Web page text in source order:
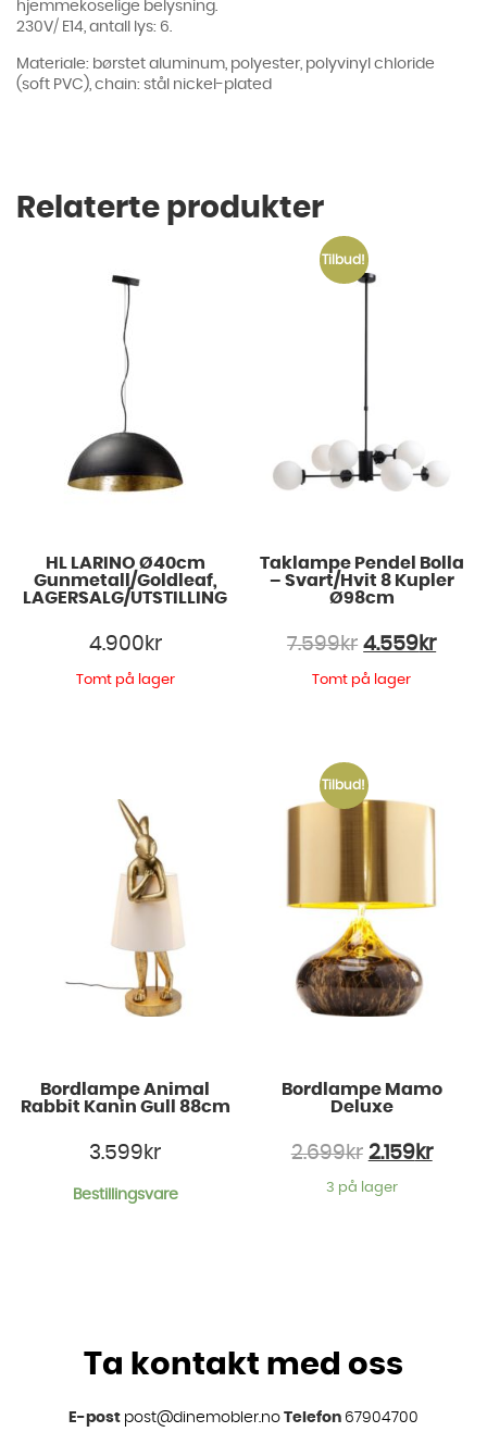
hjemmekoselige belysning.
230V/ E14, antall lys: 6.
Materiale: børstet aluminum, polyester, polyvinyl chloride
(soft PVC), chain: stål nickel-plated
Relaterte produkter
HL LARINO Ø40cm
Gunmetall/Goldleaf,
LAGERSALG/UTSTILLING
4.900 kr
Tomt på lager
Tilbud!
Taklampe Pendel Bolla
– Svart/Hvit 8 Kupler
Ø98cm
7.599kr 4.559 kr
Tomt på lager
Bordlampe Animal
Rabbit Kanin Gull 88cm
3.599 kr
Bestillingsvare
Tilbud!
Bordlampe Mamo
Deluxe
2.699kr 2.159kr
3 på lager
Ta kontakt med oss
E-post post@dinemobler.no Telefon 67904700